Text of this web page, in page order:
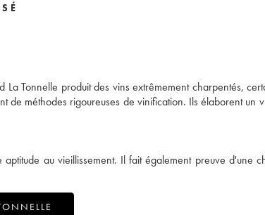
Tonnelle produit des vins extrêmement charpentés,
de méthodes rigoureuses de vinification. Ils élaborent un
au vieillissement. Il fait également preuve d'une